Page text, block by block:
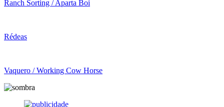
Ranch Sorting / Aparta Boi
Rédeas
Vaquero / Working Cow Horse